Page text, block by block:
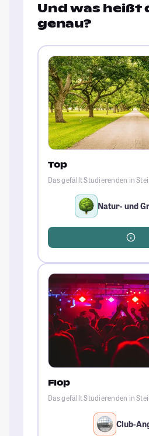
Und was heißt
genau?
Top
Das gefällt Studierenden in
Natur- und
Flop
Das gefällt Studierenden in
Club-